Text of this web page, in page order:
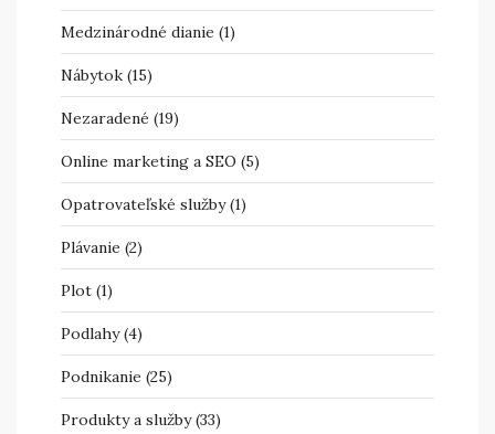
Medzinárodné dianie (1)
Nábytok (15)
Nezaradené (19)
Online marketing a SEO (5)
Opatrovateľské služby(1)
Plávanie (2)
Plot (1)
Podlahy(4)
Podnikanie (25)
Produkty a služby(33)